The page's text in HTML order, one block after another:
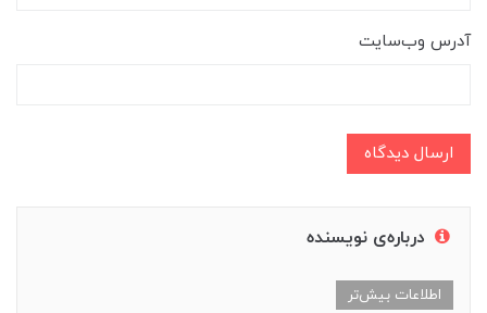
آدرس وب‌سایت
ارسال دیدگاه
درباره‌ی نویسنده
اطلاعات بیش‌تر